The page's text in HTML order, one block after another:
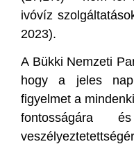
ivóvíz
2023).
A Bükki Nemzeti
hogy a jeles
figyelmet a
fontosságára